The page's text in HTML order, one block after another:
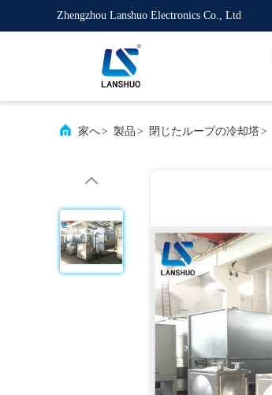
Zhengzhou Lanshuo Electronics Co., Ltd
家へ> 製品 > 閉じたループの冷却塔>